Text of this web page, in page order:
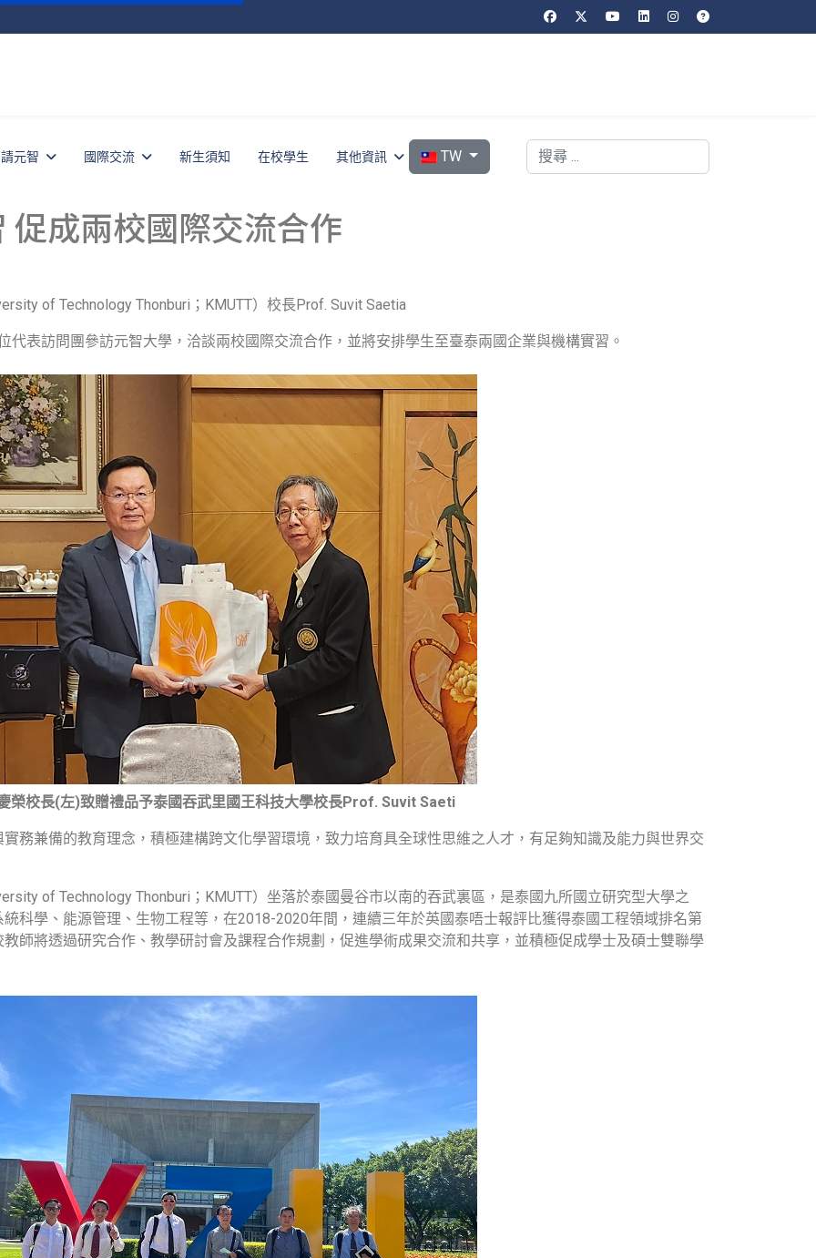
元智 國際交流 新生須知 在校學生 其他資訊 選擇你的語言
TW 搜索
成兩校國際交流合作
of Technology Thonburi；KMUTT）校長Prof. Suvit Saetia
代表訪問團參訪元智大學，洽談兩校國際交流合作，並將安排學生至臺泰兩國企業與機構實習。
榮校長(左)致贈禮品予泰國吞武里國王科技大學校長Prof. Suvit Saeti
務兼備的教育理念，積極建構跨文化學習環境，致力培育具全球性思維之人才，有足夠知識及能力與世界交
of Technology Thonburi；KMUTT）坐落於泰國曼谷市以南的吞武裏區，是泰國九所國立研究型大學之
科學、能源管理、生物工程等，在2018-2020年間，連續三年於英國泰唔士報評比獲得泰國工程領域排名第
師將透過研究合作、教學研討會及課程合作規劃，促進學術成果交流和共享，並積極促成學士及碩士雙聯學